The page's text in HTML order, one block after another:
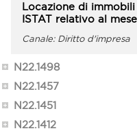
Locazione di
ISTAT relativo al
Diritto d'impresa
N22.1498
N22.1457
N22.1451
N22.1412